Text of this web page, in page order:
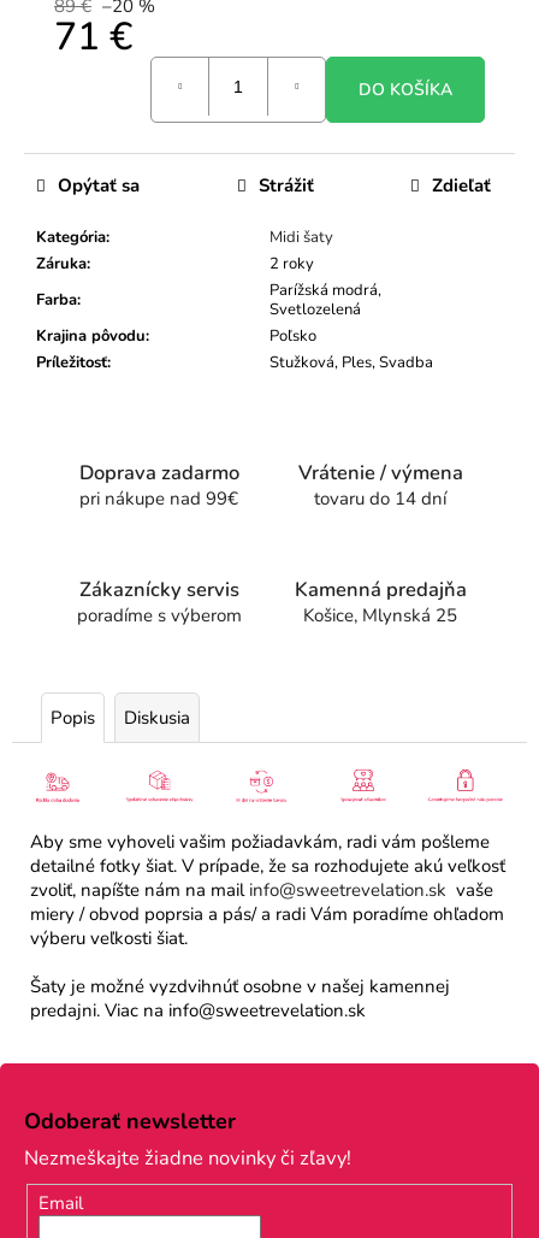
89 € –20 %
71 €
DO KOŠÍKA
Kategória:
Midi šaty
Záruka:
2 roky
Farba:
Parížská modrá,
Svetlozelená
Krajina pôvodu:
Poľsko
Príležitosť: Stužková, Ples, Svadba
Opýtať sa Strážiť Zdieľať
Doprava zadarmo
pri nákupe nad 99€
Vrátenie / výmena
tovaru do 14 dní
Zákaznícky servis
poradíme s výberom
Kamenná predajňa
Košice, Mlynská 25
Popis Diskusia
Aby sme vyhoveli vašim požiadavkám, radi vám pošleme
detailné fotky šiat. V prípade, že sa rozhodujete akú veľkosť
zvoliť, napíšte nám na mail info@sweetrevelation.sk vaše
miery / obvod poprsia a pás/ a radi Vám poradíme ohľadom
výberu veľkosti šiat.
Šaty je možné vyzdvihnúť osobne v našej kamennej
predajni. Viac na info@sweetrevelation.sk
Z
Odoberať newsletter
Nezmeškajte žiadne novinky či zľavy!
Email